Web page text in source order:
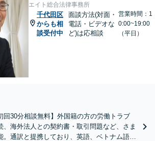
エイト総合法律事務所
千代田区
からも相
談受付中
面談方法(対面・
電話・ビデオな
ど)は応相談
営業時間：1
0:00~19:00
（平日）
回30分相談無料】外国籍の方の労働トラブ
、海外法人との契約書・取引問題など、さま
。通訳と提携しており、英語、ベトナム語、